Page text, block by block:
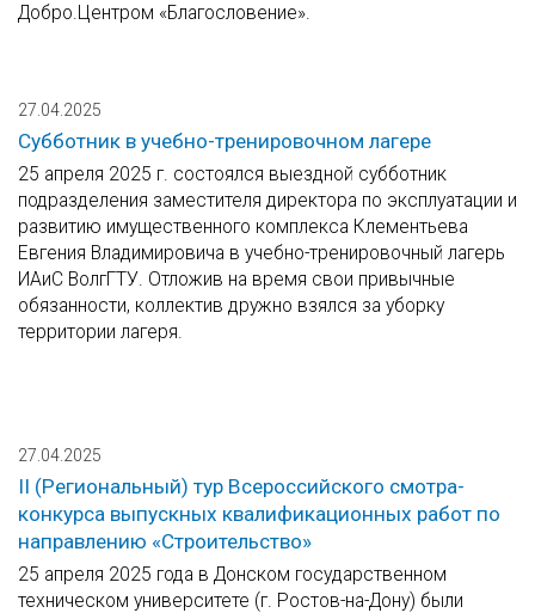
Добро.Центром «Благословение».
27.04.2025
Субботник в учебно-тренировочном лагере
25 апреля 2025 г. состоялся выездной субботник
подразделения заместителя директора по эксплуатации и
развитию имущественного комплекса Клементьева
Евгения Владимировича в учебно-тренировочный лагерь
ИАиС ВолгГТУ. Отложив на время свои привычные
обязанности, коллектив дружно взялся за уборку
территории лагеря.
27.04.2025
II (Региональный) тур Всероссийского смотра-
конкурса выпускных квалификационных работ по
направлению «Строительство»
25 апреля 2025 года в Донском государственном
техническом университете (г. Ростов-на-Дону) были